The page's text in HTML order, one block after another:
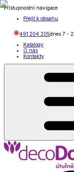
Přístupnostní navigace
Přejít k obsahu
491 204 205dnes 7 -
Katalogy
O nás
Kontakty